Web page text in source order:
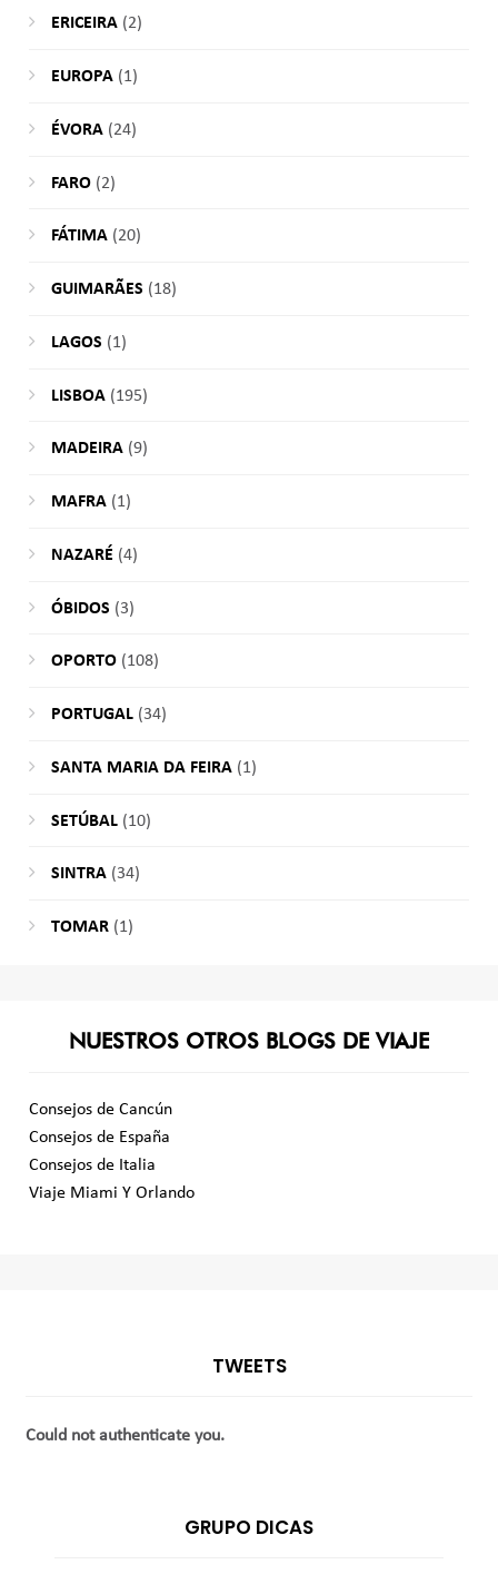
ERICEIRA(2)
EUROPA(1)
ÉVORA(24)
FARO(2)
FÁTIMA(20)
GUIMARÃES (18)
LAGOS (1)
LISBOA(195)
MADEIRA(9)
MAFRA(1)
NAZARÉ (4)
ÓBIDOS (3)
OPORTO(108)
PORTUGAL(34)
SANTA MARIA DA FEIRA(1)
SETÚBAL(10)
SINTRA(34)
TOMAR(1)
NUESTROS OTROS BLOGS DE VIAJE
Consejos de Cancún
Consejos de España
Consejos de Italia
Viaje Miami Y Orlando
TWEETS
Could not authenticate you.
GRUPO DICAS